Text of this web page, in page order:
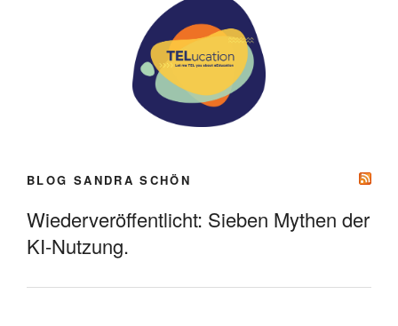
BLOG SANDRA SCHÖN
Wiederveröffentlicht: Sieben Mythen der
KI-Nutzung.